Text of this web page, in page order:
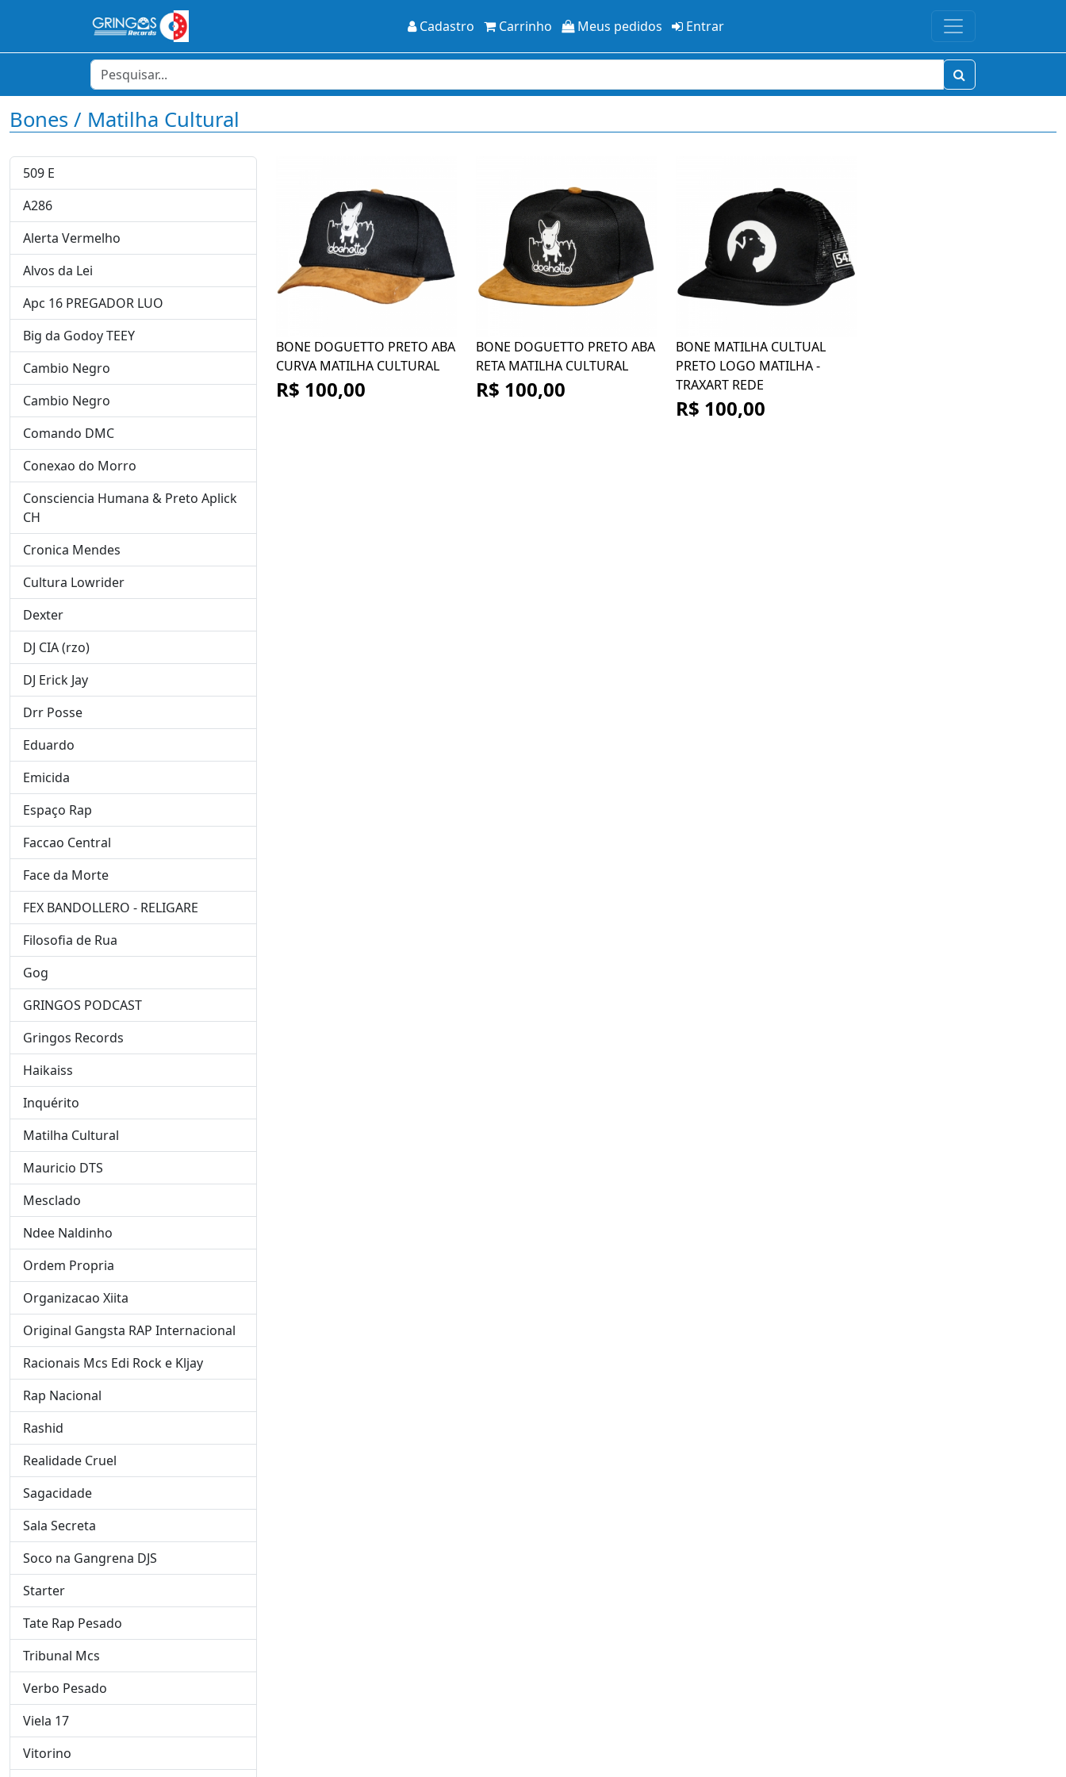
Cadastro Carrinho Meus pedidos Entrar
Bones / Matilha Cultural
509 E
A286
Alerta Vermelho
Alvos da Lei
Apc 16 PREGADOR LUO
Big da Godoy TEEY
Cambio Negro
Cambio Negro
Comando DMC
Conexao do Morro
Consciencia Humana & Preto Aplick
CH
Cronica Mendes
Cultura Lowrider
Dexter
DJ CIA (rzo)
DJ Erick Jay
Drr Posse
Eduardo
Emicida
Espaço Rap
Faccao Central
Face da Morte
FEX BANDOLLERO - RELIGARE
Filosofia de Rua
Gog
GRINGOS PODCAST
Gringos Records
Haikaiss
Inquérito
Matilha Cultural
Mauricio DTS
Mesclado
Ndee Naldinho
Ordem Propria
Organizacao Xiita
Original Gangsta RAP Internacional
Racionais Mcs Edi Rock e Kljay
Rap Nacional
Rashid
Realidade Cruel
Sagacidade
Sala Secreta
Soco na Gangrena DJS
Starter
Tate Rap Pesado
Tribunal Mcs
Verbo Pesado
Viela 17
Vitorino
BONE DOGUETTO PRETO ABA
CURVA MATILHA CULTURAL
R$ 100,00
BONE DOGUETTO PRETO ABA
RETA MATILHA CULTURAL
R$ 100,00
BONE MATILHA CULTUAL
PRETO LOGO MATILHA -
TRAXART REDE
R$ 100,00